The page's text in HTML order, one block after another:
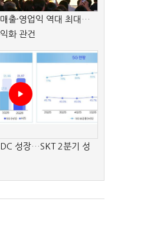
출·영업익 역대 최대…
화 관건
성장…SKT 2분기 성